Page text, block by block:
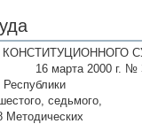
16 марта 2000 г. №
седьмого,
Методических